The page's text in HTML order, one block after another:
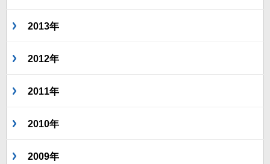
2013年
2012年
2011年
2010年
2009年